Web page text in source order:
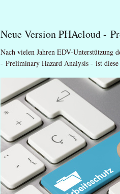
Neue Version PHAcloud -
Nach vielen Jahren EDV-Unterstützung
- Preliminary Hazard Analysis - ist